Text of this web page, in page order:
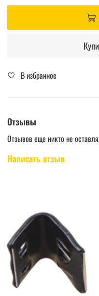
В избранное
Отзывы
Отзывов еще никто не
Написать отзыв